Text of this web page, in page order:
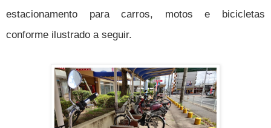
estacionamento para carros, motos e bicicletas
conforme ilustrado a seguir.